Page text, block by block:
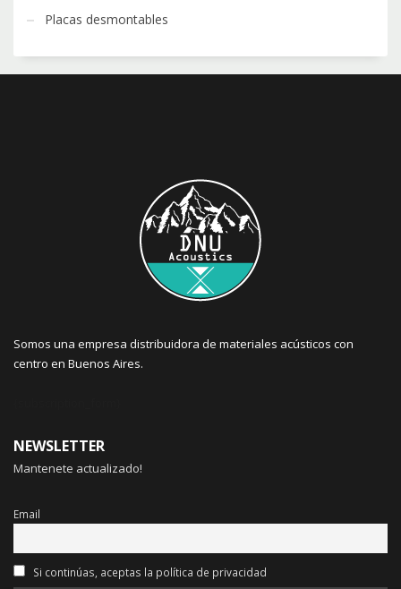
Placas desmontables
Somos una empresa distribuidora de materiales acústicos con
centro en Buenos Aires.
NEWSLETTER
Mantenete actualizado!
Email
Si continúas, aceptas la política de privacidad